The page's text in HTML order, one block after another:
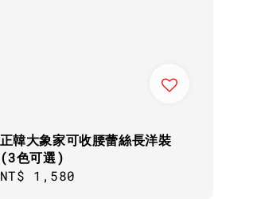
正韓大象家可收腰蕾絲長洋裝
(3色可選)
Regular
NT$ 1,580